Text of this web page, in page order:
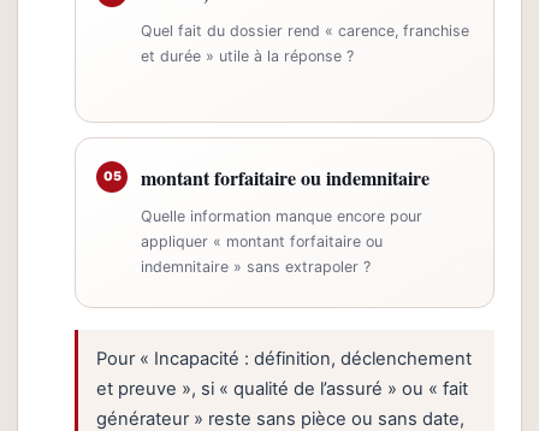
Quel fait du dossier rend « carence, franchise
et durée » utile à la réponse ?
05 montant forfaitaire ou indemnitaire
Quelle information manque encore pour
appliquer « montant forfaitaire ou
indemnitaire » sans extrapoler ?
Pour « Incapacité : définition, déclenchement
et preuve », si « qualité de l’assuré » ou « fait
générateur » reste sans pièce ou sans date,